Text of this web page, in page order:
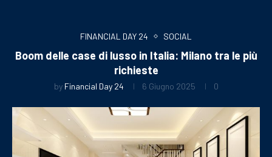
FINANCIAL DAY 24 SOCIAL
Boom delle case di lusso in Italia: Milano tra le più
richieste
by Financial Day 24 6 Giugno 2025 0